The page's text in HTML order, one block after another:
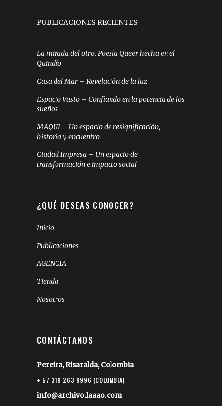
PUBLICACIONES RECIENTES
La mirada del otro. Poesía Queer hecha en el
Quindío
Casa del Mar – Revelación de la luz
Espacio Vasto – Confiando en la potencia de los
sueños
MAQUI – Un espacio de resignificación,
historia y encuentro
Ciudad Impresa – Un espacio de
transformación e impacto social
¿QUÉ DESEAS CONOCER?
Inicio
Publicaciones
AGENCIA
Tienda
Nosotros
CONTÁCTANOS
Pereira, Risaralda, Colombia
+ 57 319 263 9996 (COLOMBIA)
info@archivo.laaao.com